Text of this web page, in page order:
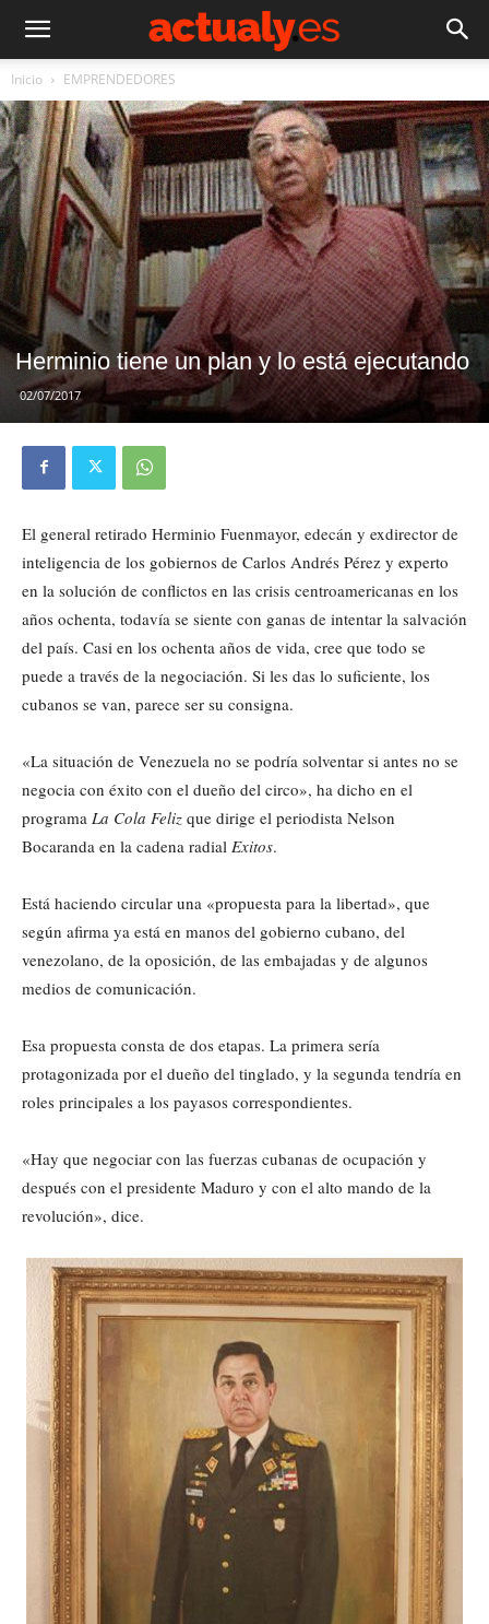
Inicio EMPRENDEDORES
Herminio tiene un plan y lo está ejecutando
02/07/2017
El general retirado Herminio Fuenmayor, edecán y exdirector de
inteligencia de los gobiernos de Carlos Andrés Pérez y experto
en la solución de conflictos en las crisis centroamericanas en los
años ochenta, todavía se siente con ganas de intentar la salvación
del país. Casi en los ochenta años de vida, cree que todo se
puede a través de la negociación. Si les das lo suficiente, los
cubanos se van, parece ser su consigna.
«La situación de Venezuela no se podría solventar si antes no se
negocia con éxito con el dueño del circo», ha dicho en el
programa La Cola Feliz que dirige el periodista Nelson
Bocaranda en la cadena radial Exitos.
Está haciendo circular una «propuesta para la libertad», que
según afirma ya está en manos del gobierno cubano, del
venezolano, de la oposición, de las embajadas y de algunos
medios de comunicación.
Esa propuesta consta de dos etapas. La primera sería
protagonizada por el dueño del tinglado, y la segunda tendría en
roles principales a los payasos correspondientes.
«Hay que negociar con las fuerzas cubanas de ocupación y
después con el presidente Maduro y con el alto mando de la
revolución», dice.